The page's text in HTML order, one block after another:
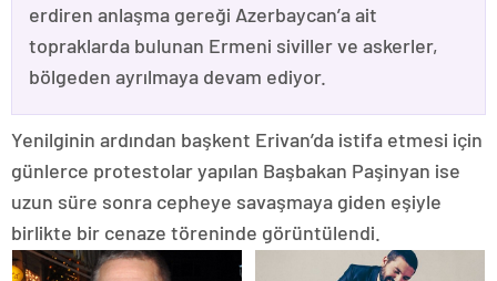
erdiren anlaşma gereği Azerbaycan’a ait
topraklarda bulunan Ermeni siviller ve askerler,
bölgeden ayrılmaya devam ediyor.
Yenilginin ardından başkent Erivan’da istifa etmesi için
günlerce protestolar yapılan Başbakan Paşinyan ise
uzun süre sonra cepheye savaşmaya giden eşiyle
birlikte bir cenaze töreninde görüntülendi.